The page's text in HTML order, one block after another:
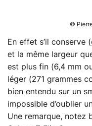
©
En effet s’il conserve
et la même largeur
est plus fin (6,4 mm
léger (271 grammes
bien entendu sur un
impossible d’oublier
Une remarque, notez